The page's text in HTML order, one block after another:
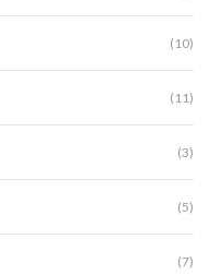
(10)
(11)
(3)
(5)
(7)